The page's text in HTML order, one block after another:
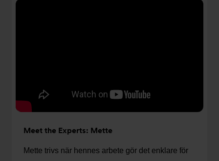
Meet the Experts: Mette
Mette trivs när hennes arbete gör det enklare för